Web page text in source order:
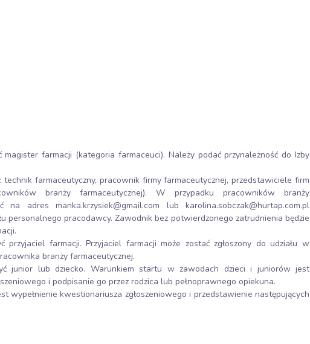
farmacji (kategoria farmaceuci). Należy podać przynależność do Izby
technik farmaceutyczny, pracownik firmy farmaceutycznej, przedstawiciele firm
branży farmaceutycznej). W przypadku pracowników branży
na adresmanka.krzysiek@gmail.com lubkarolina.sobczak@hurtap.com.pl
personalnego pracodawcy. Zawodnik bez potwierdzonego zatrudnienia będzie
przyjaciel farmacji. Przyjaciel farmacji może zostać zgłoszony do udziału w
branży farmaceutycznej.
junior lub dziecko. Warunkiem startu w zawodach dzieci i juniorów jest
i podpisanie go przez rodzica lub pełnoprawnego opiekuna.
wypełnienie kwestionariusza zgłoszeniowego i przedstawienie następujących